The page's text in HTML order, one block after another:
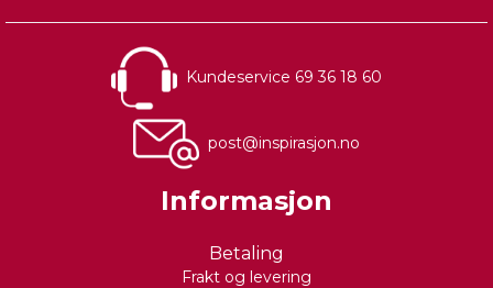
Kundeservice 69 36 18 60
post@inspirasjon.no
Informasjon
Betaling
Frakt og levering